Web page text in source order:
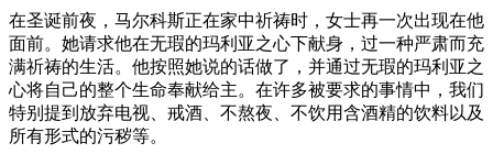
在圣诞前夜，马尔科斯正在家中祈祷时，女士再一次出现在他
面前。她请求他在无瑕的玛利亚之心下献身，过一种严肃而充
满祈祷的生活。他按照她说的话做了，并通过无瑕的玛利亚之
心将自己的整个生命奉献给主。在许多被要求的事情中，我们
特别提到放弃电视、戒酒、不熬夜、不饮用含酒精的饮料以及
所有形式的污秽等。